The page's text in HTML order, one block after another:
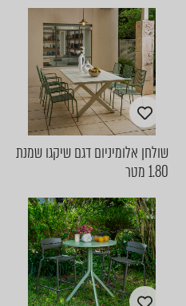
שולחן אלומיניום דגם שיקגו שמנת
1.80 מטר